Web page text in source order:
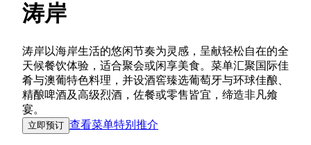
涛岸
涛岸以海岸生活的悠闲节奏为灵感，呈献轻松自在的全
天候餐饮体验，适合聚会或闲享美食。菜单汇聚国际佳
肴与澳葡特色料理，并设酒窖臻选葡萄牙与环球佳酿、
精酿啤酒及高级烈酒，佐餐或零售皆宜，缔造非凡飨
宴。
立即预订 查看菜单特别推介